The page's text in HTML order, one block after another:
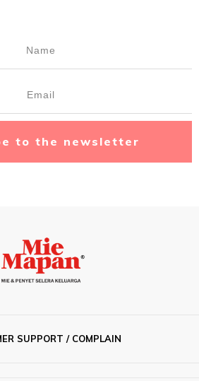
to the newsletter
SUPPORT / COMPLAIN